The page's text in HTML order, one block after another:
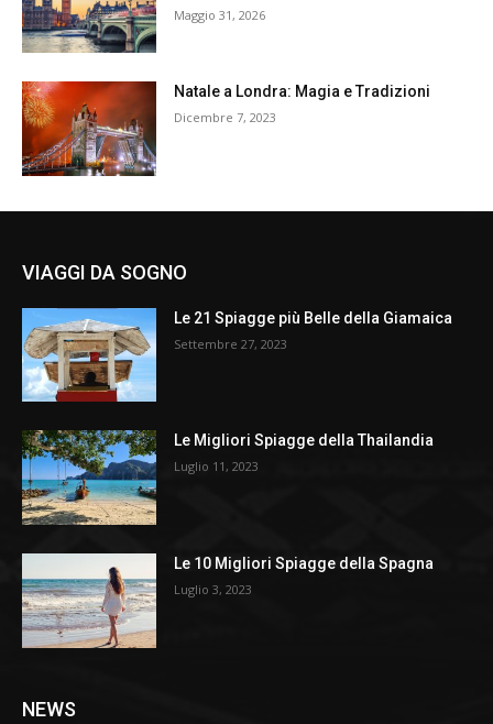
Maggio 31, 2026
Natale a Londra: Magia e Tradizioni
Dicembre 7, 2023
VIAGGI DA SOGNO
Le 21 Spiagge più Belle della Giamaica
Settembre 27, 2023
Le Migliori Spiagge della Thailandia
Luglio 11, 2023
Le 10 Migliori Spiagge della Spagna
Luglio 3, 2023
NEWS